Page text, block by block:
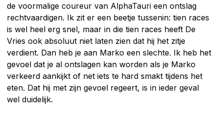
de voormalige coureur van AlphaTauri een ontslag
rechtvaardigen. Ik zit er een beetje tussenin: tien races
is wel heel erg snel, maar in die tien races heeft De
Vries ook absoluut niet laten zien dat hij het zitje
verdient. Dan heb je aan Marko een slechte. Ik heb het
gevoel dat je al ontslagen kan worden als je Marko
verkeerd aankijkt of net iets te hard smakt tijdens het
eten. Dat hij met zijn gevoel regeert, is in ieder geval
wel duidelijk.